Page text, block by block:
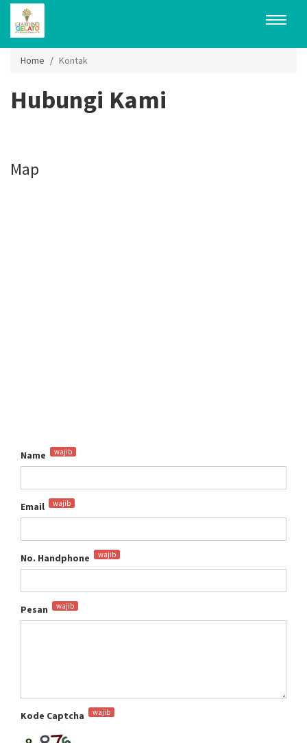
MENU
Home Kontak
Hubungi Kami
Map
Name wajib
Email wajib
No. Handphone wajib
Pesan wajib
Kode Captcha wajib